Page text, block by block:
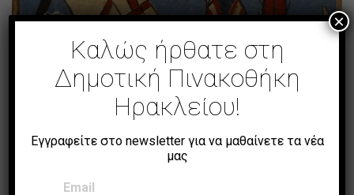
[μινωικές τοιχογραφίες]
Καλώς ήρθατε στη
Δημοτική Πινακοθήκη
Ηρακλείου!
Εγγραφείτε στο newsletter για να μαθαίνετε τα νέα
μας
Email
×